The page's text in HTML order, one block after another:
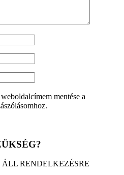
mentése a
RENDELKEZÉSRE